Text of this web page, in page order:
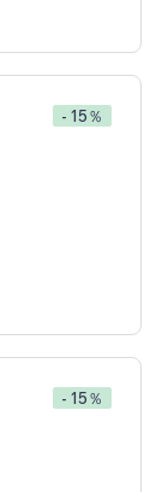
- 15％
- 15％